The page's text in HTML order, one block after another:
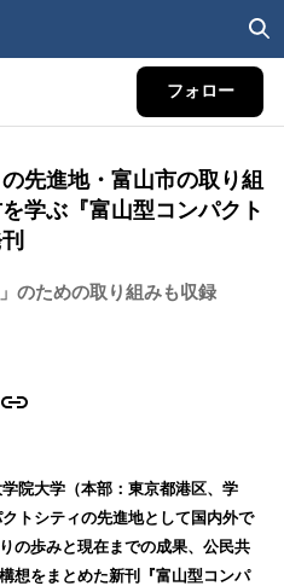
フォロー
先進地・富山市の取り組
学ぶ『富山型コンパクト
のための取り組みも収録
院大学（本部：東京都港区、学
トシティの先進地として国内外で
の歩みと現在までの成果、公民共
想をまとめた新刊『富山型コンパ